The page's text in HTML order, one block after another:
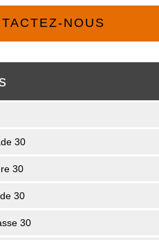
NOUS
30
30
30
30